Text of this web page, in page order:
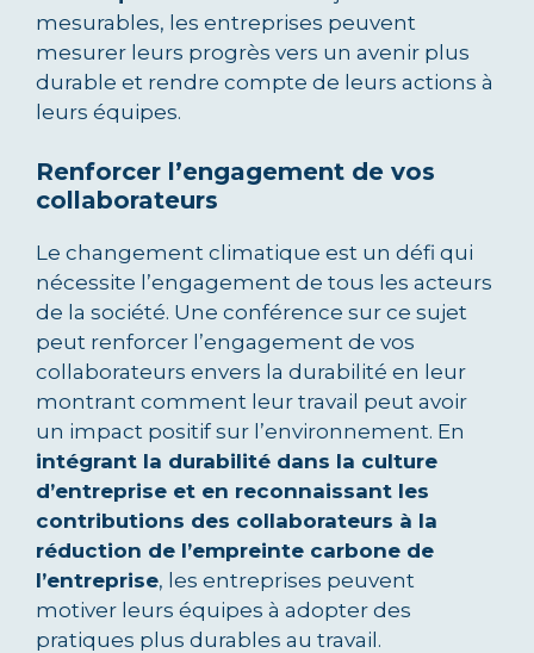
mesurables, les entreprises peuvent
mesurer leurs progrès vers un avenir plus
durable et rendre compte de leurs actions à
leurs équipes.
Renforcer l’engagement de vos
collaborateurs
Le changement climatique est un défi qui
nécessite l’engagement de tous les acteurs
de la société. Une conférence sur ce sujet
peut renforcer l’engagement de vos
collaborateurs envers la durabilité en leur
montrant comment leur travail peut avoir
un impact positif sur l’environnement. En
intégrant la durabilité dans la culture
d’entreprise et en reconnaissant les
contributions des collaborateurs à la
réduction de l’empreinte carbone de
l’entreprise, les entreprises peuvent
motiver leurs équipes à adopter des
pratiques plus durables au travail.